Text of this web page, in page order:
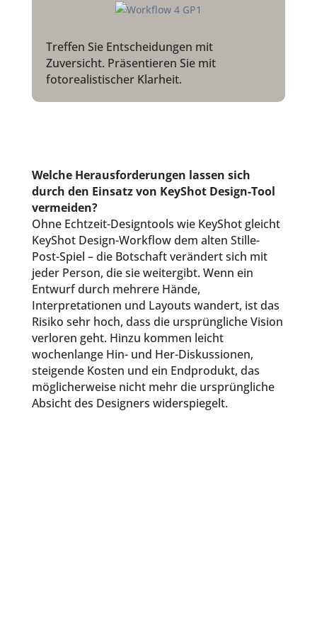
Treffen Sie Entscheidungen mit
Zuversicht. Präsentieren Sie mit
fotorealistischer Klarheit.
Welche Herausforderungen lassen sich
durch den Einsatz von KeyShot Design-Tool
vermeiden?
Ohne Echtzeit-Designtools wie KeyShot gleicht
KeyShot Design-Workflow dem alten Stille-
Post-Spiel – die Botschaft verändert sich mit
jeder Person, die sie weitergibt. Wenn ein
Entwurf durch mehrere Hände,
Interpretationen und Layouts wandert, ist das
Risiko sehr hoch, dass die ursprüngliche Vision
verloren geht. Hinzu kommen leicht
wochenlange Hin- und Her-Diskussionen,
steigende Kosten und ein Endprodukt, das
möglicherweise nicht mehr die ursprüngliche
Absicht des Designers widerspiegelt.